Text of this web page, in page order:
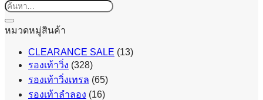
ค้นหา:
หมวดหมู่สินค้า
CLEARANCE SALE (13)
รองเท้าวิ่ง (328)
รองเท้าวิ่งเทรล (65)
รองเท้าลำลอง (16)